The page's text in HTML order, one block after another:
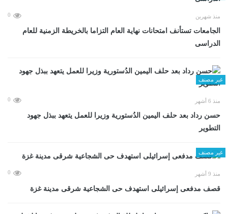
منذ شهرين 0
الجامعات تستأنف امتحانات نهاية العام التزاما بالخريطة الزمنية للعام
الدراسى
غير مصنف
منذ 6 أشهر 0
حسن رداد بعد حلف اليمين الدُستورية وزيرا للعمل يتعهد ببذل جهود
التطوير
غير مصنف
منذ 9 أشهر 0
قصف مدفعى إسرائيلى استهدف حى الشجاعية شرقى مدينة غزة